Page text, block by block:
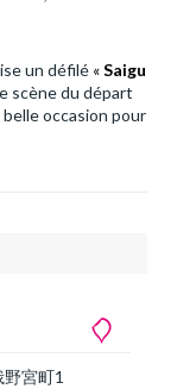
un défilé «Saigu
scène du départ
occasion pour
宮町1